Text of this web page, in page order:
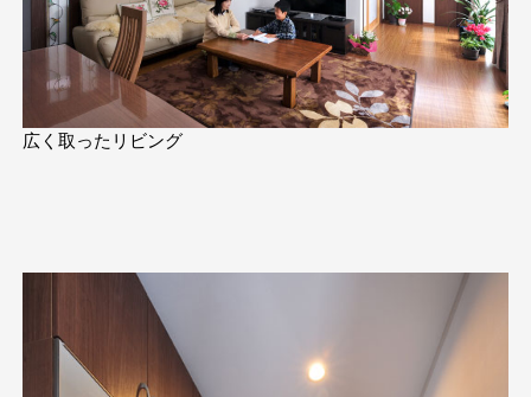
広く取ったリビング